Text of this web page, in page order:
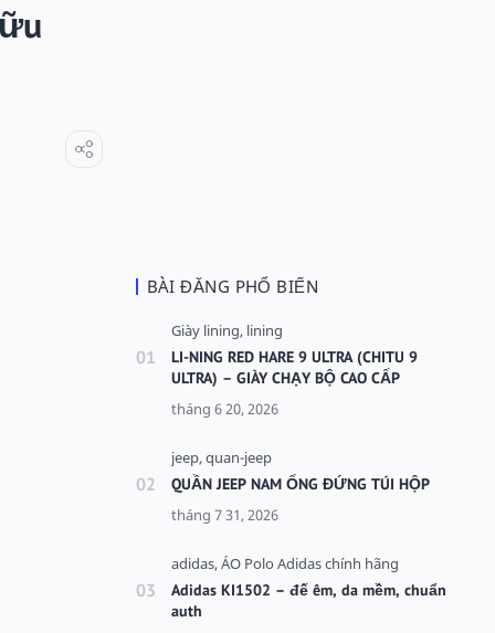
BÀI ĐĂNG PHỔ BIẾN
LI-NING RED HARE 9 ULTRA (CHITU 9
ULTRA) – GIÀY CHẠY BỘ CAO CẤP
QUẦN JEEP NAM ỐNG ĐỨNG TÚI HỘP
Adidas KI1502 – đế êm, da mềm, chuẩn
auth